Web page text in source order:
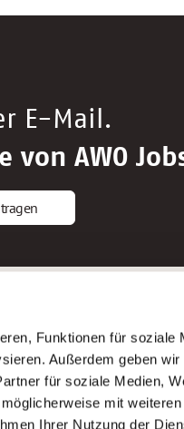
Funktionen für soziale
Außerdem geben wir
für soziale Medien,
mit
Ihrer Nutzung der
E-Mail.
von AWO
Gliederungen nach Bundesland
nach Bundesländern